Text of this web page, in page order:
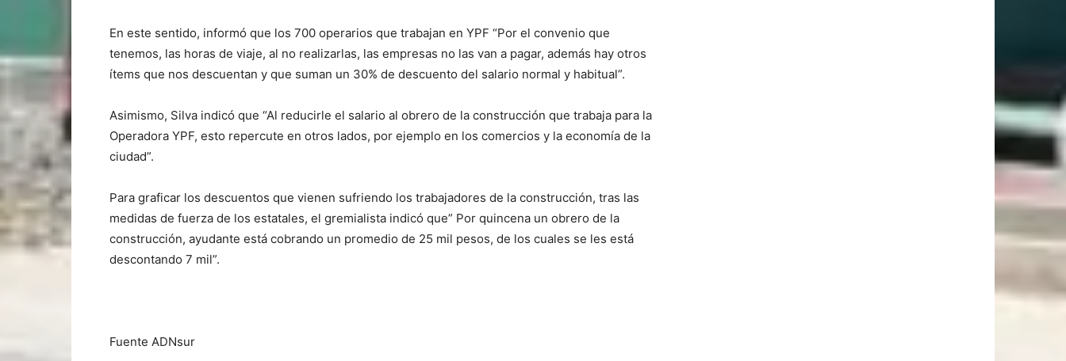
En este sentido, informó que los 700 operarios que trabajan en YPF “Por el convenio que
tenemos, las horas de viaje, al no realizarlas, las empresas no las van a pagar, además hay otros
ítems que nos descuentan y que suman un 30% de descuento del salario normal y habitual”.
Asimismo, Silva indicó que “Al reducirle el salario al obrero de la construcción que trabaja para la
Operadora YPF, esto repercute en otros lados, por ejemplo en los comercios y la economía de la
ciudad”.
Para graficar los descuentos que vienen sufriendo los trabajadores de la construcción, tras las
medidas de fuerza de los estatales, el gremialista indicó que” Por quincena un obrero de la
construcción, ayudante está cobrando un promedio de 25 mil pesos, de los cuales se les está
descontando 7 mil”.
Fuente ADNsur